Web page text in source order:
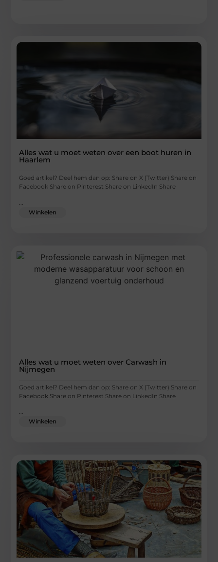
Alles wat u moet weten over een boot huren in
Haarlem
Goed artikel? Deel hem dan op: Share on X (Twitter) Share on
Facebook Share on Pinterest Share on LinkedIn Share
Winkelen
Alles wat u moet weten over Carwash in
Nijmegen
Goed artikel? Deel hem dan op: Share on X (Twitter) Share on
Facebook Share on Pinterest Share on LinkedIn Share
...
Winkelen